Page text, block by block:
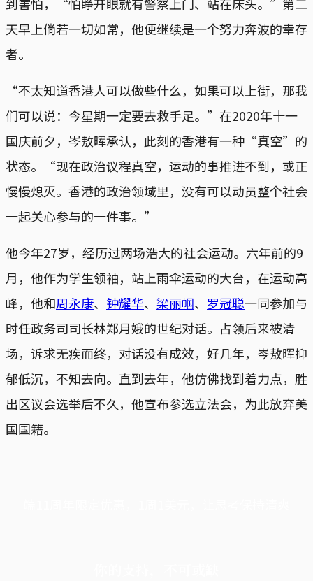
到害怕，“怕睁开眼就有警察上门、站在床头。”第二
天早上倘若一切如常，他便继续是一个努力奔波的幸存
者。
“不太知道香港人可以做些什么，如果可以上街，那我
们可以说：今星期一定要去救手足。”在2020年十一
国庆前夕，岑敖晖承认，此刻的香港有一种“真空”的
状态。“现在政治议程真空，运动的事推进不到，或正
慢慢熄灭。香港的政治领域里，没有可以动员整个社会
一起关心参与的一件事。”
他今年27岁，经历过两场浩大的社会运动。六年前的9
月，他作为学生领袖，站上雨伞运动的大台，在运动高
峰，他和周永康、 钟耀华、 梁丽帼、 罗冠聪一同参加与
时任政务司司长林郑月娥的世纪对话。占领后来被清
场，诉求无疾而终，对话没有成效，好几年，岑敖晖抑
郁低沉，不知去向。直到去年，他仿佛找到着力点，胜
出区议会选举后不久，他宣布参选立法会，为此放弃美
国国籍。